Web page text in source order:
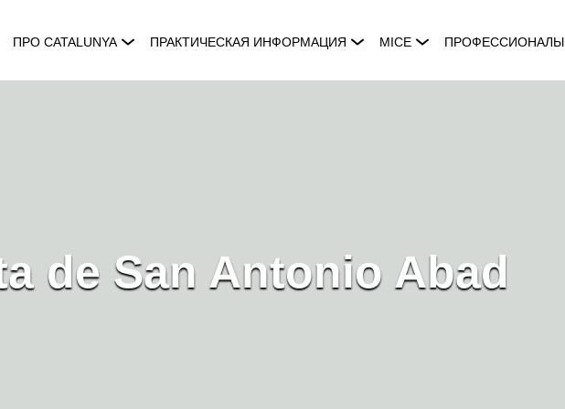
ПРО CATALUNYA ПРАКТИЧЕСКАЯ ИНФОРМАЦИЯ MICE ПРОФЕССИОНАЛЫ
de San Antonio Abad